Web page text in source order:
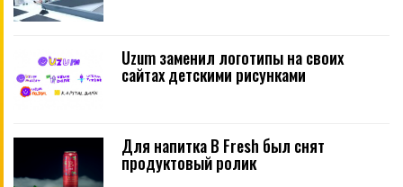
Uzum заменил логотипы на своих
сайтах детскими рисунками
Для напитка B Fresh был снят
продуктовый ролик